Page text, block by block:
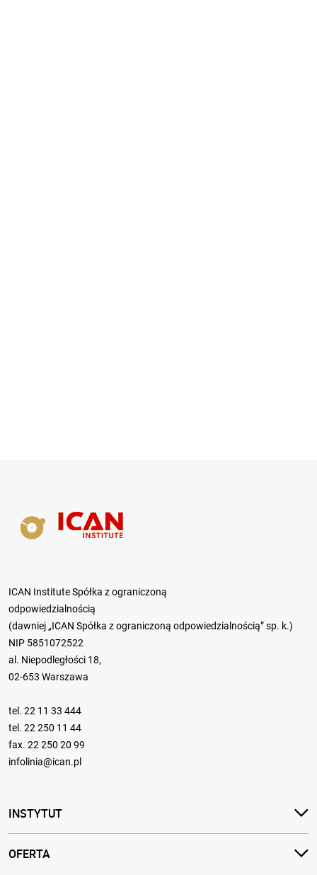
ICAN Institute Spółka z ograniczoną
odpowiedzialnością
(dawniej „ICAN Spółka z ograniczoną odpowiedzialnością” sp. k.)
NIP 5851072522
al. Niepodległości 18,
02-653 Warszawa
tel. 22 11 33 444
tel. 22 250 11 44
fax. 22 250 20 99
infolinia@ican.pl
INSTYTUT
OFERTA